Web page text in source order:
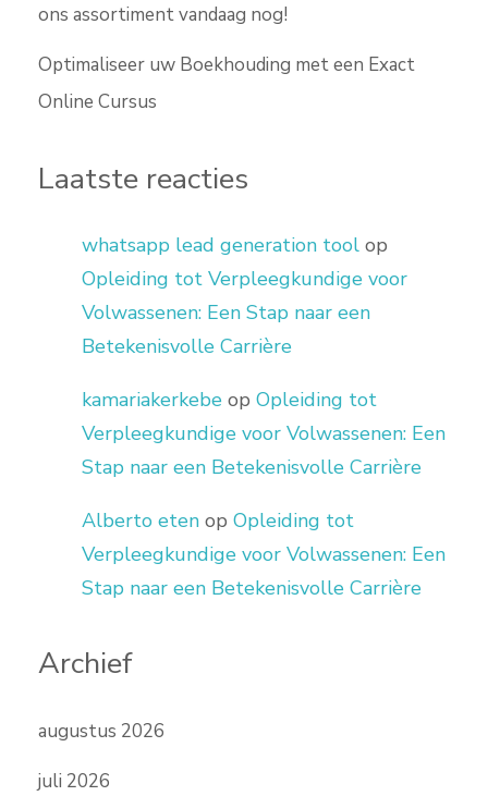
ons assortiment vandaag nog!
Optimaliseer uw Boekhouding met een Exact
Online Cursus
Laatste reacties
whatsapp lead generation tool op
Opleiding tot Verpleegkundige voor
Volwassenen: Een Stap naar een
Betekenisvolle Carrière
kamariakerkebe op Opleiding tot
Verpleegkundige voor Volwassenen: Een
Stap naar een Betekenisvolle Carrière
Alberto eten op Opleiding tot
Verpleegkundige voor Volwassenen: Een
Stap naar een Betekenisvolle Carrière
Archief
augustus 2026
juli 2026